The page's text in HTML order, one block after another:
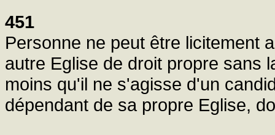
451
Personne ne peut être licitement
autre Eglise de droit propre sans
moins qu'il ne s'agisse d'un
dépendant de sa propre Eglise,